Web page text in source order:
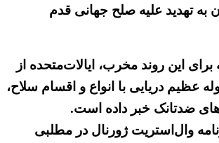
به تهدید علیه صلح جهانی قدم
برای این روند مخرب، ایالات‌متحده از
عظیم دریایی با انواع و اقسام سلاح،
ضدتانک خبر داده است.
وال‌استریت ژورنال در مطلبی